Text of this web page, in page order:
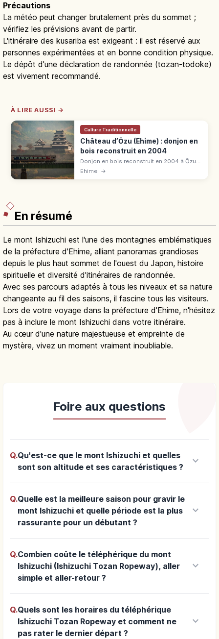
Précautions
La météo peut changer brutalement près du sommet ;
vérifiez les prévisions avant de partir.
L'itinéraire des kusariba est exigeant : il est réservé aux
personnes expérimentées et en bonne condition physique.
Le dépôt d'une déclaration de randonnée (tozan-todoke)
est vivement recommandé.
À LIRE AUSSI →
Culture Traditionnelle
Château d’Ōzu (Ehime) : donjon en
bois reconstruit en 2004
Donjon en bois reconstruit en 2004 à Ōzu
(Ehime), « petit Kyoto d'Iyo » : techniques
Ehime →
En résumé
Le mont Ishizuchi est l'une des montagnes emblématiques
de la préfecture d'Ehime, alliant panoramas grandioses
depuis le plus haut sommet de l'ouest du Japon, histoire
spirituelle et diversité d'itinéraires de randonnée.
Avec ses parcours adaptés à tous les niveaux et sa nature
changeante au fil des saisons, il fascine tous les visiteurs.
Lors de votre voyage dans la préfecture d'Ehime, n'hésitez
pas à inclure le mont Ishizuchi dans votre itinéraire.
Au cœur d'une nature majestueuse et empreinte de
mystère, vivez un moment vraiment inoubliable.
Foire aux questions
Q.Qu'est-ce que le mont Ishizuchi et quelles
sont son altitude et ses caractéristiques ?
keyboard_arrow_down
Q.Quelle est la meilleure saison pour gravir le
mont Ishizuchi et quelle période est la plus
rassurante pour un débutant ?
keyboard_arrow_down
Q.Combien coûte le téléphérique du mont
Ishizuchi (Ishizuchi Tozan Ropeway), aller
simple et aller-retour ?
keyboard_arrow_down
Q.Quels sont les horaires du téléphérique
Ishizuchi Tozan Ropeway et comment ne
pas rater le dernier départ ?
keyboard_arrow_down